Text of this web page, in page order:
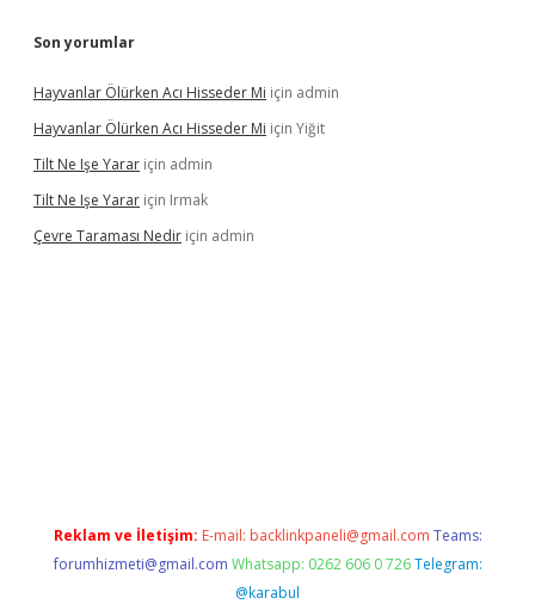
Son yorumlar
Hayvanlar Ölürken Acı Hisseder Mi için admin
Hayvanlar Ölürken Acı Hisseder Mi için Yiğit
Tilt Ne Işe Yarar için admin
Tilt Ne Işe Yarar için Irmak
Çevre Taraması Nedir için admin
Reklam ve İletişim: E-mail: backlinkpaneli@gmail.com Teams:
forumhizmeti@gmail.com Whatsapp: 0262 606 0 726 Telegram:
@karabul